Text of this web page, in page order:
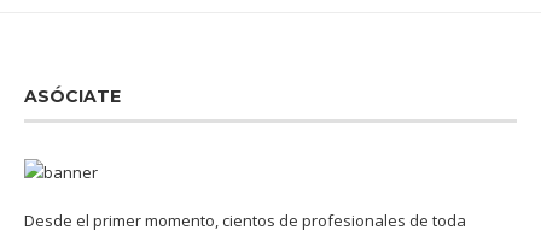
ASÓCIATE
Desde el primer momento, cientos de profesionales de toda